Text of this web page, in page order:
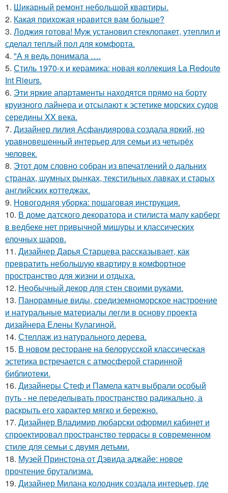
1. Шикарный ремонт небольшой квартиры.
2. Какая прихожая нравится вам больше?
3. Лоджия готова! Муж установил стеклопакет, утеплил и
сделал теплый пол для комфорта.
4. "А я ведь понимала ….
5. Стиль 1970-х и керамика: новая коллекция La Redoute
Int Rieurs.
6. Эти яркие апартаменты находятся прямо на борту
круизного лайнера и отсылают к эстетике морских судов
середины XX века.
7. Дизайнер лилия Асфандиярова создала яркий, но
уравновешенный интерьер для семьи из четырёх
человек.
8. Этот дом словно собран из впечатлений о дальних
странах, шумных рынках, текстильных лавках и старых
английских коттеджах.
9. Новогодняя уборка: пошаговая инструкция.
10. В доме датского декоратора и стилиста малу карберг
в ведбеке нет привычной мишуры и классических
елочных шаров.
11. Дизайнер Дарья Старцева рассказывает, как
превратить небольшую квартиру в комфортное
пространство для жизни и отдыха.
12. Необычный декор для стен своими руками.
13. Панорамные виды, средиземноморское настроение
и натуральные материалы легли в основу проекта
дизайнера Елены Кулагиной.
14. Стеллаж из натурального дерева.
15. В новом ресторане на белорусской классическая
эстетика встречается с атмосферой старинной
библиотеки.
16. Дизайнеры Стеф и Памела катч выбрали особый
путь - не переделывать пространство радикально, а
раскрыть его характер мягко и бережно.
17. Дизайнер Владимир любарски оформил кабинет и
спроектировал пространство террасы в современном
стиле для семьи с двумя детьми.
18. Музей Принстона от Дэвида аджайе: новое
прочтение брутализма.
19. Дизайнер Милана колодник создала интерьер, где